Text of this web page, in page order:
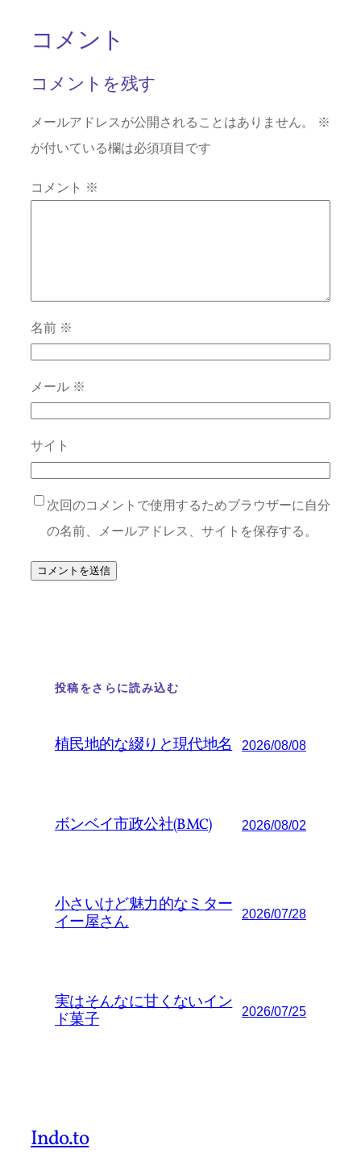
コメント
コメントを残す
メールアドレスが公開されることはありません。
※
が付いている欄は必須項目です
コメント ※
名前 ※
メール ※
サイト
次回のコメントで使用するためブラウザーに自分
の名前、メールアドレス、サイトを保存する。
投稿をさらに読み込む
植民地的な綴りと現代地名 2026/08/08
ボンベイ市政公社(BMC) 2026/08/02
小さいけど魅力的なミター
イー屋さん
2026/07/28
実はそんなに甘くないイン
ド菓子
2026/07/25
Indo.to